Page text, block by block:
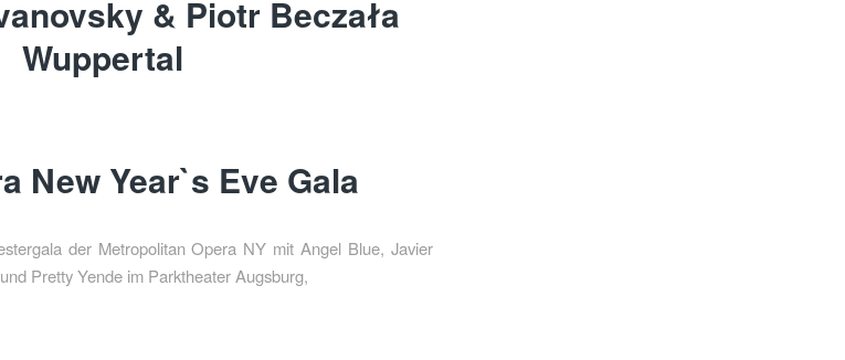
& Piotr Beczała
Wuppertal
New Year`s Eve Gala
der Metropolitan Opera NY mit Angel Blue, Javier
Pretty Yende im Parktheater Augsburg,